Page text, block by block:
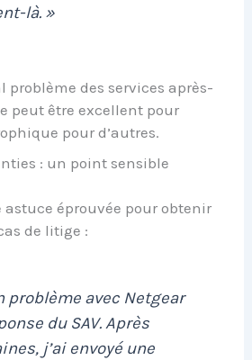
là. »
problème des services après-
peut être excellent pour
pour d’autres.
: un point sensible
astuce éprouvée pour obtenir
de litige :
problème avec Netgear
du SAV. Après
j’ai envoyé une